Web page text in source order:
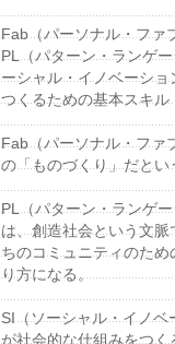
Fab（パーソナル・ファ
PL（パターン・ランゲ
ーシャル・イノベーシ
つくるための基本スキ
Fab（パーソナル・ファ
の「ものづくり」だと
PL（パターン・ランゲ
は、創造社会という文
ちのコミュニティのた
り方になる。
SI（ソーシャル・イノ
が社会的な仕組みをつ